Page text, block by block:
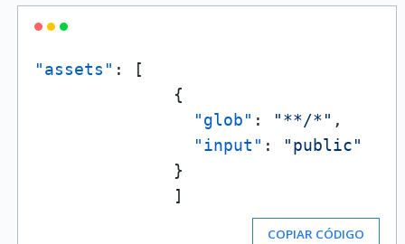
"assets" :
[
{
"glob" : "**/*" ,
"input" :
"public"
}
]
COPIAR CÓDIGO